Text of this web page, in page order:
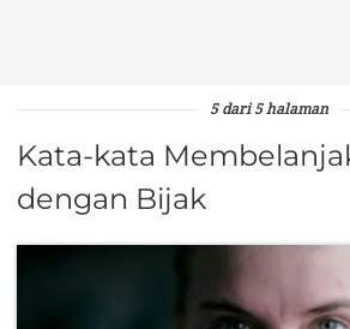
5 dari 5 halaman
Kata-kata
dengan Bijak